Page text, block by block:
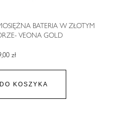
BATERIA W ZŁOTYM
VEONA GOLD
zł
DO KOSZYKA